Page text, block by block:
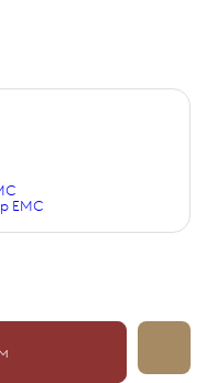
EMC